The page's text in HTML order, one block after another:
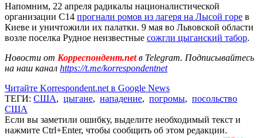
Напомним, 22 апреля радикалы националистической
организации С14 прогнали ромов из лагеря на Лысой горе в
Киеве и уничтожили их палатки. 9 мая во Львовской области
возле поселка Рудное неизвестные сожгли цыганский табор.
Новости от Корреспондент.netв Telegram. Подписывайтесь
на наш канал https://t.me/korrespondentnet
Читайте Korrespondent.net в Google News
ТЕГИ: США, цыгане, нападение, погромы, посольство
США
Если вы заметили ошибку, выделите необходимый текст и
нажмите Ctrl+Enter, чтобы сообщить об этом редакции.